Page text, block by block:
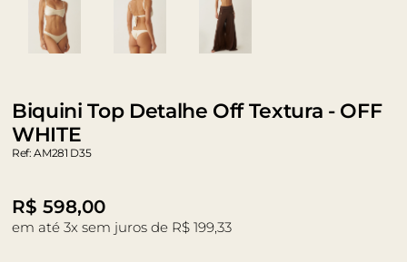
Biquini Top Detalhe Off Textura - OFF
WHITE
Ref: AM281 D35
R$ 598,00
em até 3x sem juros de R$ 199,33